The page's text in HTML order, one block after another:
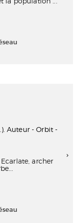
Auteur - Orbit -
archer